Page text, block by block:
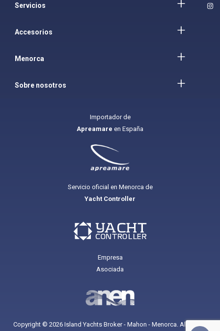
Servicios
Accesorios
Menorca
Sobre nosotros
Importador de
Apreamare en España
Servicio oficial en Menorca de
Yacht Controller
Empresa
Asociada
Copyright © 2026 Island Yachts Broker - Mahon - Menorca. All Rights